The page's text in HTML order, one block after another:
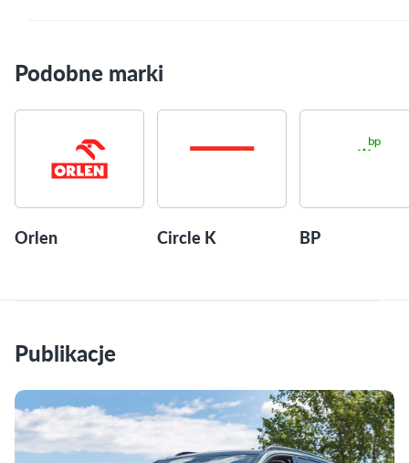
Podobne marki
Orlen Circle K BP
Publikacje